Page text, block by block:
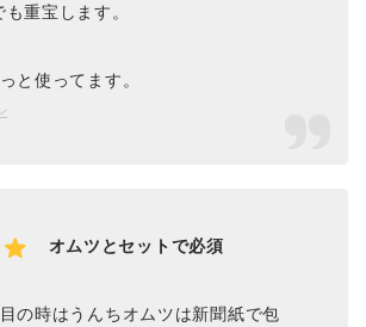
重宝します。
と使ってます。
オムツとセットで必須
の時はうんちオムツは新聞紙で包